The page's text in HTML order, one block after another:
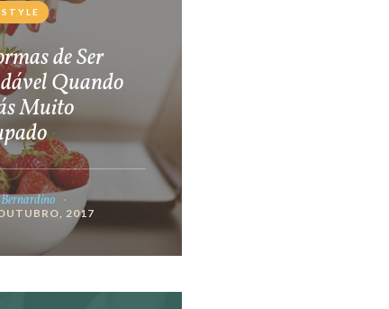
de Ser
Quando
Muito
2017